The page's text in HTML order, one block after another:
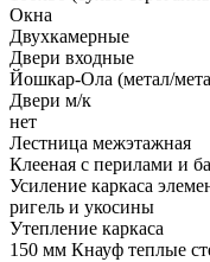
Окна
Двухкамерные
Двери входные
Йошкар-Ола (метал/
Двери м/к
нет
Лестница межэтажная
Клееная с перилами и
Усиление каркаса
ригель и укосины
Утепление каркаса
150 мм Кнауф теплые